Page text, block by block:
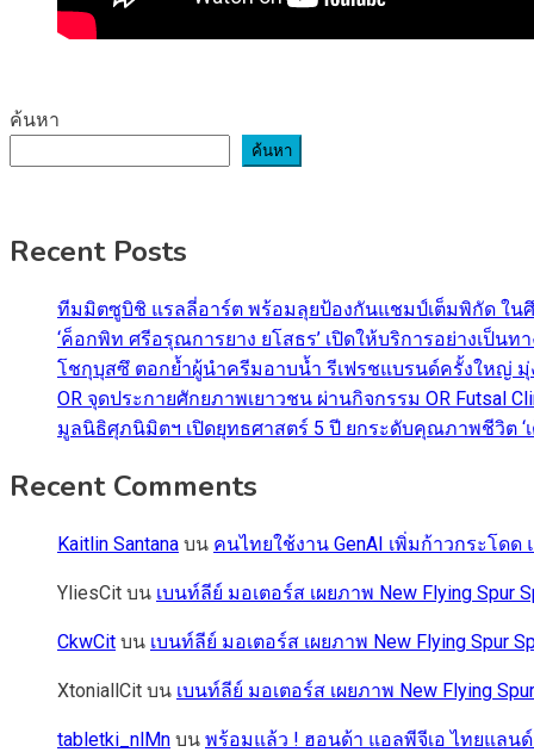
ค้นหา
ค้นหา
Recent Posts
ทีมมิตซูบิชิ แรลลี่อาร์ต พร้อมลุยป้องกันแชมป์เต็มพิกัด ใน
‘ค็อกพิท ศรีอรุณการยาง ยโสธร’ เปิดให้บริการอย่างเป็น
โชกุบุสซึ ตอกย้ำผู้นำครีมอาบน้ำ รีเฟรชแบรนด์ครั้งใหญ่ มุ่
OR จุดประกายศักยภาพเยาวชน ผ่านกิจกรรม OR Futsal
มูลนิธิศุภนิมิตฯ เปิดยุทธศาสตร์ 5 ปี ยกระดับคุณภาพชีวิต
Recent Comments
Kaitlin Santana บน คนไทยใช้งาน GenAI เพิ่มก้าวกระโด
YliesCit บน เบนท์ลีย์ มอเตอร์ส เผยภาพ New Flying
CkwCit บน เบนท์ลีย์ มอเตอร์ส เผยภาพ New Flying Spur
XtoniallCit บน เบนท์ลีย์ มอเตอร์ส เผยภาพ New Flying
tabletki_nlMn บน พร้อมแล้ว ! ฮอนด้า แอลพีจีเอ ไทยแลนด์